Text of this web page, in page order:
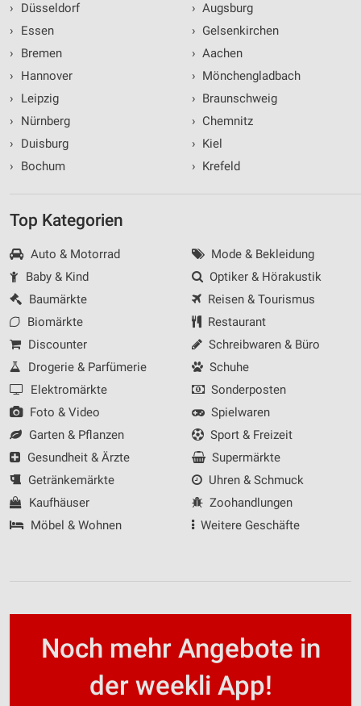
›
Düsseldorf
›
Essen
›
Bremen
›
Hannover
›
Leipzig
›
Nürnberg
›
Duisburg
›
Bochum
› Augsburg
› Gelsenkirchen
› Aachen
› Mönchengladbach
› Braunschweig
› Chemnitz
› Kiel
› Krefeld
Top Kategorien
Auto & Motorrad
Baby & Kind
Baumärkte
Biomärkte
Discounter
Drogerie & Parfümerie
Elektromärkte
Foto & Video
Garten & Pflanzen
Gesundheit & Ärzte
Getränkemärkte
Kaufhäuser
Möbel & Wohnen
Mode & Bekleidung
Optiker & Hörakustik
Reisen & Tourismus
Restaurant
Schreibwaren & Büro
Schuhe
Sonderposten
Spielwaren
Sport & Freizeit
Supermärkte
Uhren & Schmuck
Zoohandlungen
Weitere Geschäfte
Noch mehr Angebote in
der weekli App!